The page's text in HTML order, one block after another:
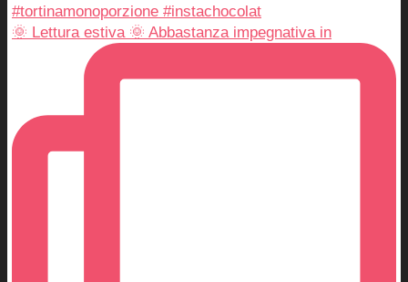
🌞 Lettura estiva 🌞 Abbastanza impegnativa in